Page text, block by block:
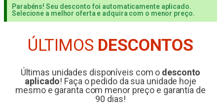
Parabéns! Seu desconto foi automaticamente aplicado.
Selecione a melhor oferta e adquira com o menor preço.
ÚLTIMOS DESCONTOS
Últimas unidades disponíveis com o desconto
aplicado! Faça o pedido da sua unidade hoje
mesmo e garanta com menor preço e garantia de
90 dias!